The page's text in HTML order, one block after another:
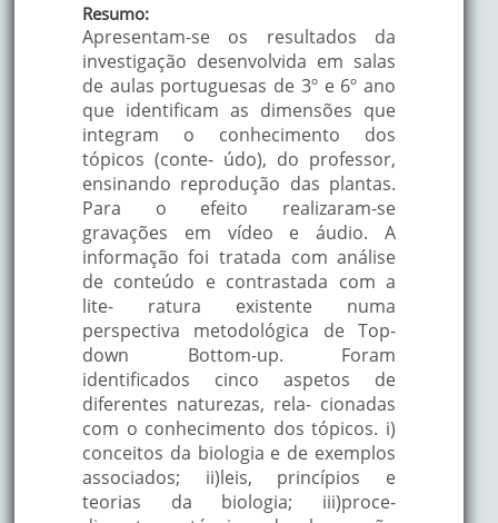
Resumo:
Apresentam-se os resultados da
investigação desenvolvida em salas
de aulas portuguesas de 3º e 6º ano
que identificam as dimensões que
integram o conhecimento dos
tópicos (conte- údo), do professor,
ensinando reprodução das plantas.
Para o efeito realizaram-se
gravações em vídeo e áudio. A
informação foi tratada com análise
de conteúdo e contrastada com a
lite- ratura existente numa
perspectiva metodológica de Top-
down Bottom-up. Foram
identificados cinco aspetos de
diferentes naturezas, rela- cionadas
com o conhecimento dos tópicos. i)
conceitos da biologia e de exemplos
associados; ii)leis, princípios e
teorias da biologia; iii)proce-